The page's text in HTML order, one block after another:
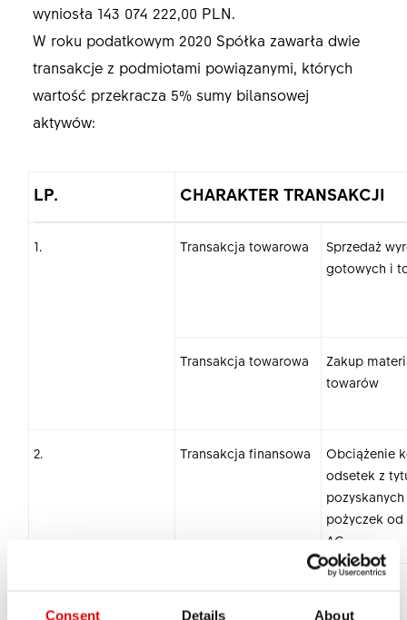
Consent Details About
wyniosła 143 074 222,00 PLN.
W roku podatkowym 2020 Spółka zawarła dwie
transakcje z podmiotami powiązanymi, których
wartość przekracza 5% sumy bilansowej
aktywów:
LP. CHARAKTER TRANSAKCJI
1. Transakcja towarowa
Sprzedaż
gotowych i
Transakcja towarowa
Zakup
towarów
2. Transakcja finansowa
Obciążenie
odsetek z
pozyskanych
pożyczek od
AG